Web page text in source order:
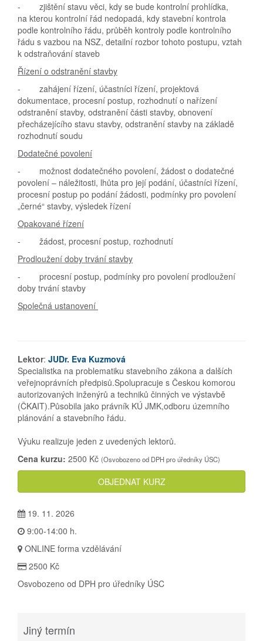
- zjištění stavu věci, kdy se bude kontrolní prohlídka,
na kterou kontrolní řád nedopadá, kdy stavební kontrola
podle kontrolního řádu, průběh kontroly podle kontrolního
řádu s vazbou na NSZ, detailní rozbor tohoto postupu, vztah
k odstraňování staveb
Řízení o odstranění stavby
- zahájení řízení, účastníci řízení, projektová
dokumentace, procesní postup, rozhodnutí o nařízení
odstranění stavby, odstranění části stavby, obnovení
přecházejícího stavu stavby, odstranění stavby na základě
rozhodnutí soudu
Dodatečné povolení
- možnost dodatečného povolení, žádost o dodatečné
povolení – náležitosti, lhůta pro její podání, účastníci řízení,
procesní postup po podání žádosti, podmínky pro povolení
„černé“ stavby, výsledek řízení
Opakované řízení
- žádost, procesní postup, rozhodnutí
Prodloužení doby trvání stavby
- procesní postup, podmínky pro povolení prodloužení
doby trvání stavby
Společná ustanovení
Lektor: JUDr. Eva Kuzmová
Specialistka na problematiku stavebního zákona a dalších
veřejnoprávních předpisů.Spolupracuje s Českou komorou
autorizovaných inženýrů a techniků činných ve výstavbě
(ČKAIT).Působila jako právník KÚ JMK,odboru územního
plánování a stavebního řádu.
Výuku realizuje jeden z uvedených lektorů.
Cena kurzu: 2500 Kč (Osvobozeno od DPH pro úředníky ÚSC)
OBJEDNAT KURZ
19. 11. 2026
9:00-14:00 h.
ONLINE forma vzdělávání
2500 Kč
Osvobozeno od DPH pro úředníky ÚSC
Jiný termín